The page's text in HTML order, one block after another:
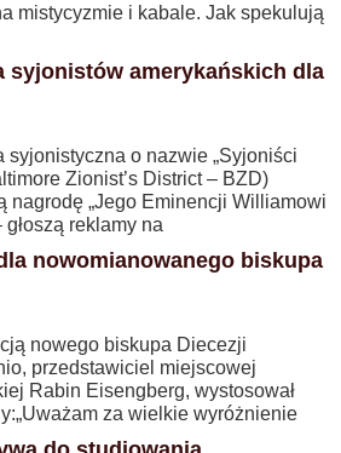
mistycyzmie i kabale. Jak spekulują
syjonistów amerykańskich dla
o nazwie „Syjoniści
Zionist’s District – BZD)
nagrodę „Jego Eminencji Williamowi
głoszą reklamy na
nowomianowanego biskupa
nowego biskupa Diecezji
przedstawiciel miejscowej
Rabin Eisengberg, wystosował
za wielkie wyróżnienie